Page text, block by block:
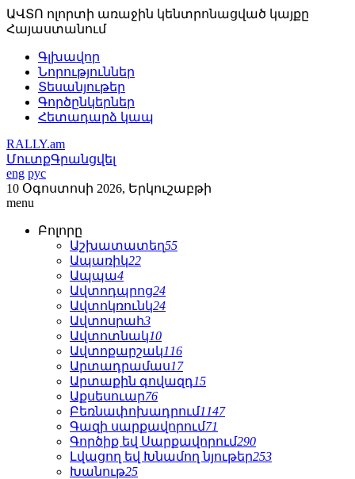
ԱՎՏՈ ոլորտի առաջին կենտրոնացված կայքը
Հայաստանում
Գլխավոր
Նորություններ
Տեսանյութեր
Գործընկերներ
Հետադարձ կապ
RALLY.am
ՄուտքԳրանցվել
eng рус
10 Օգոստոսի 2026, Երկուշաբթի
menu
Բոլորը
Աշխատատեղ55
Ապառիկ22
Ապպա4
Ավտոդպրոց24
Ավտոկռունկ24
Ավտոսրահ3
Ավտոտնակ10
Ավտոքարշակ116
Արտադրամաս17
Արտաքին գովազդ15
Աքսեսուար76
Բեռնափոխադրում1147
Գազի սարքավորում71
Գործիք եվ Սարքավորում290
Լվացող եվ Խնամող նյութեր253
Խանութ25